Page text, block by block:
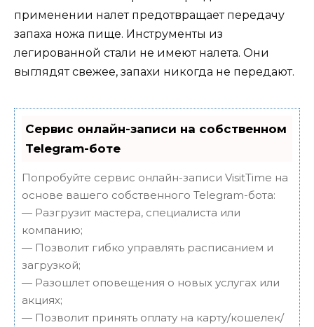
применении налет предотвращает передачу
запаха ножа пище. Инструменты из
легированной стали не имеют налета. Они
выглядят свежее, запахи никогда не передают.
Сервис онлайн-записи на собственном
Telegram-боте
Попробуйте сервис онлайн-записи VisitTime на
основе вашего собственного Telegram-бота:
— Разгрузит мастера, специалиста или
компанию;
— Позволит гибко управлять расписанием и
загрузкой;
— Разошлет оповещения о новых услугах или
акциях;
— Позволит принять оплату на карту/кошелек/